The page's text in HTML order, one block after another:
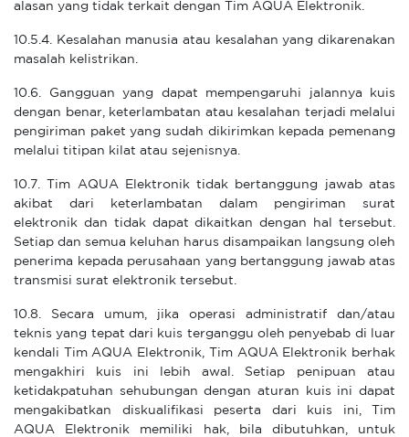
alasan yang tidak terkait dengan Tim AQUA Elektronik.
10.5.4. Kesalahan manusia atau kesalahan yang dikarenakan
masalah kelistrikan.
10.6. Gangguan yang dapat mempengaruhi jalannya kuis
dengan benar, keterlambatan atau kesalahan terjadi melalui
pengiriman paket yang sudah dikirimkan kepada pemenang
melalui titipan kilat atau sejenisnya.
10.7. Tim AQUA Elektronik tidak bertanggung jawab atas
akibat dari keterlambatan dalam pengiriman surat
elektronik dan tidak dapat dikaitkan dengan hal tersebut.
Setiap dan semua keluhan harus disampaikan langsung oleh
penerima kepada perusahaan yang bertanggung jawab atas
transmisi surat elektronik tersebut.
10.8. Secara umum, jika operasi administratif dan/atau
teknis yang tepat dari kuis terganggu oleh penyebab di luar
kendali Tim AQUA Elektronik, Tim AQUA Elektronik berhak
mengakhiri kuis ini lebih awal. Setiap penipuan atau
ketidakpatuhan sehubungan dengan aturan kuis ini dapat
mengakibatkan diskualifikasi peserta dari kuis ini, Tim
AQUA Elektronik memiliki hak, bila dibutuhkan, untuk